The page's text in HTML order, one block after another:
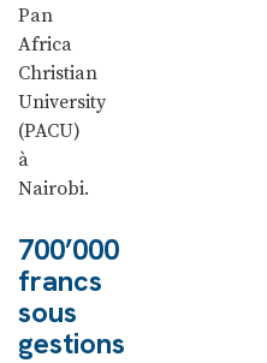
Pan
Africa
Christian
University
(PACU)
à
Nairobi.
700’000
francs
sous
gestions